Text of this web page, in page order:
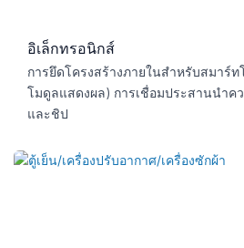
อิเล็กทรอนิกส์
การยึดโครงสร้างภายในสำหรับสมาร์
โมดูลแสดงผล) การเชื่อมประสานนำค
และชิป